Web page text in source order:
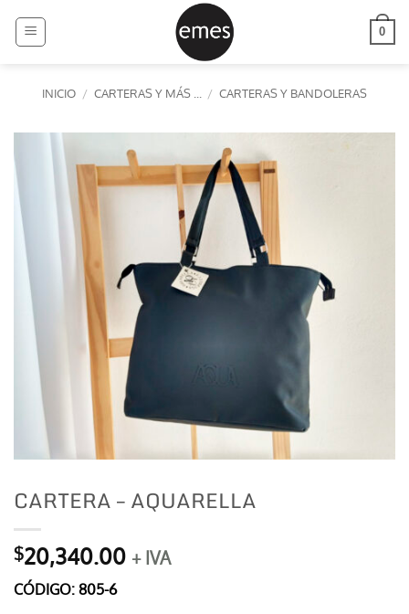
0
INICIO / CARTERAS Y MÁS ... / CARTERAS Y BANDOLERAS
CARTERA – AQUARELLA
$20,340.00 + IVA
CÓDIGO: 805-6